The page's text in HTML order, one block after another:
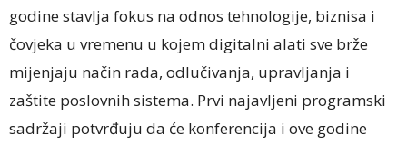
godine stavlja fokus na odnos tehnologije, biznisa i
čovjeka u vremenu u kojem digitalni alati sve brže
mijenjaju način rada, odlučivanja, upravljanja i
zaštite poslovnih sistema. Prvi najavljeni programski
sadržaji potvrđuju da će konferencija i ove godine